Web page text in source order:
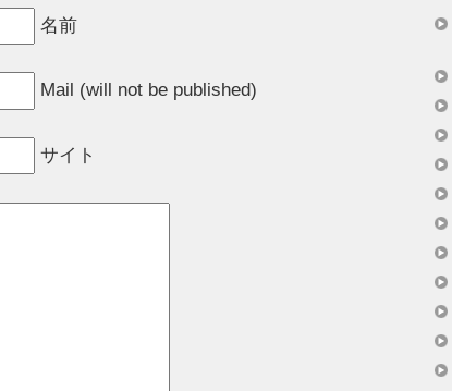
名前
Mail (will not be published)
サイト